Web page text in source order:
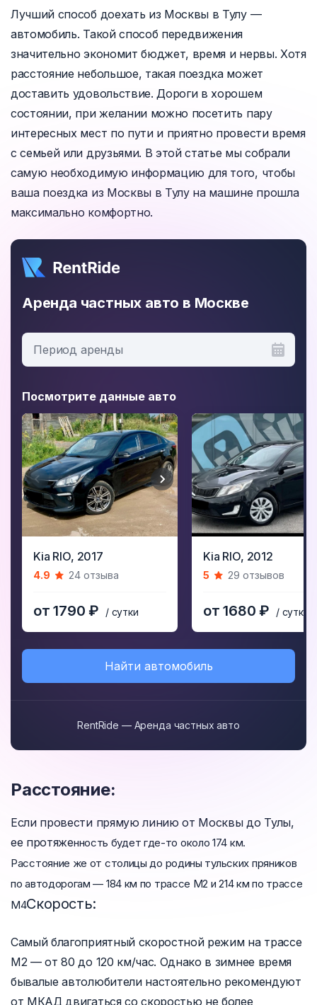
Лучший способ доехать из Москвы в Тулу —
автомобиль. Такой способ передвижения
значительно экономит бюджет, время и нервы. Хотя
расстояние небольшое, такая поездка может
доставить удовольствие. Дороги в хорошем
состоянии, при желании можно посетить пару
интересных мест по пути и приятно провести время
с семьей или друзьями. В этой статье мы собрали
самую необходимую информацию для того, чтобы
ваша поездка из Москвы в Тулу на машине прошла
максимально комфортно.
Аренда частных авто в Москве
Период аренды
Посмотрите данные авто
Kia RIO, 2017
4.9 24 отзыва
от 1790 ₽ / сутки
Kia RIO, 2012
5 29 отзывов
от 1680 ₽ / сутки
Найти автомобиль
RentRide — Аренда частных авто
Расстояние:
Если провести прямую линию от Москвы до Тулы,
ее протяженность будет где-то около 174 км.
Расстояние же от столицы до родины тульских пряников
по автодорогам — 184 км по трассе М2 и 214 км по трассе
М4Скорость:
Самый благоприятный скоростной режим на трассе
М2 — от 80 до 120 км/час. Однако в зимнее время
бывалые автолюбители настоятельно рекомендуют
от МКАД двигаться со скоростью не более